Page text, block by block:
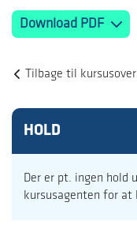
Download PDF
Tilbage til
HOLD
Der er pt. ingen hold
kursusagenten for at